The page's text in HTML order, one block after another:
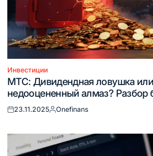
Опубликовано
в
Инвестиции
МТС: Дивидендная ловушка или
недооцененный алмаз? Разбор
Опубликовано
23.11.2025
Запись
Onefinans